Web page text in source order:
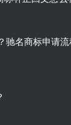
驰名商标申请